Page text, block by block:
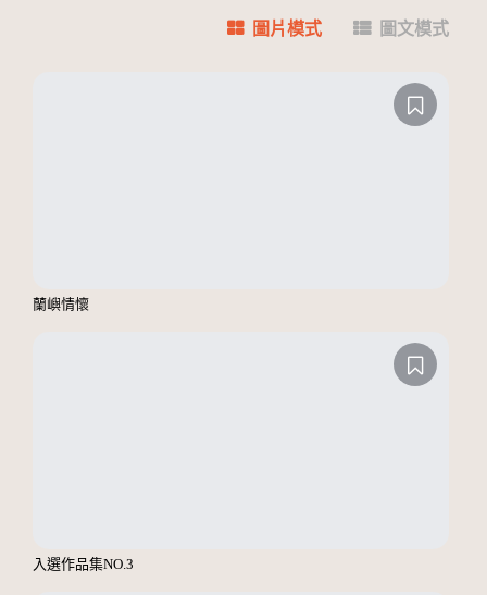
圖片模式 圖文模式
蘭嶼情懷
入選作品集NO.3